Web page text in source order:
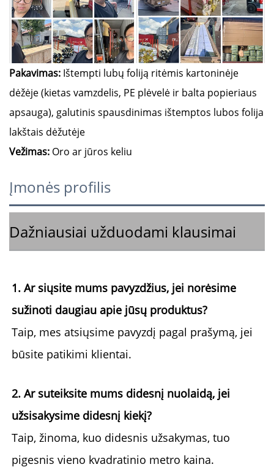
Pakavimas: Ištempti lubų foliją ritėmis kartoninėje
dėžėje (kietas vamzdelis, PE plėvelė ir balta popieriaus
apsauga), galutinis spausdinimas ištemptos lubos folija
lakštais dėžutėje
Vežimas: Oro ar jūros keliu
Įmonės profilis
Dažniausiai užduodami klausimai
1. Ar siųsite mums pavyzdžius, jei norėsime
sužinoti daugiau apie jūsų produktus?
Taip, mes atsiųsime pavyzdį pagal prašymą, jei
būsite patikimi klientai.
2. Ar suteiksite mums didesnį nuolaidą, jei
užsisakysime didesnį kiekį?
Taip, žinoma, kuo didesnis užsakymas, tuo
pigesnis vieno kvadratinio metro kaina.